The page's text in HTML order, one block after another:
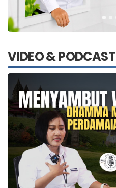
VIDEO & PODCAST